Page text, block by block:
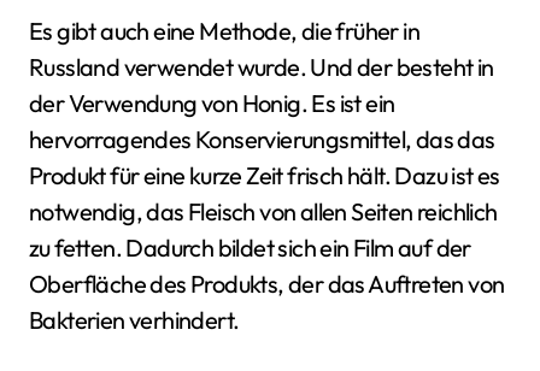
Es gibt auch eine Methode, die früher in
Russland verwendet wurde. Und der besteht in
der Verwendung von Honig. Es ist ein
hervorragendes Konservierungsmittel, das das
Produkt für eine kurze Zeit frisch hält. Dazu ist es
notwendig, das Fleisch von allen Seiten reichlich
zu fetten. Dadurch bildet sich ein Film auf der
Oberfläche des Produkts, der das Auftreten von
Bakterien verhindert.